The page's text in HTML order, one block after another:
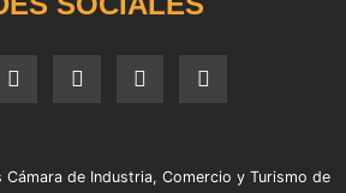
de Industria, Comercio y Turismo de